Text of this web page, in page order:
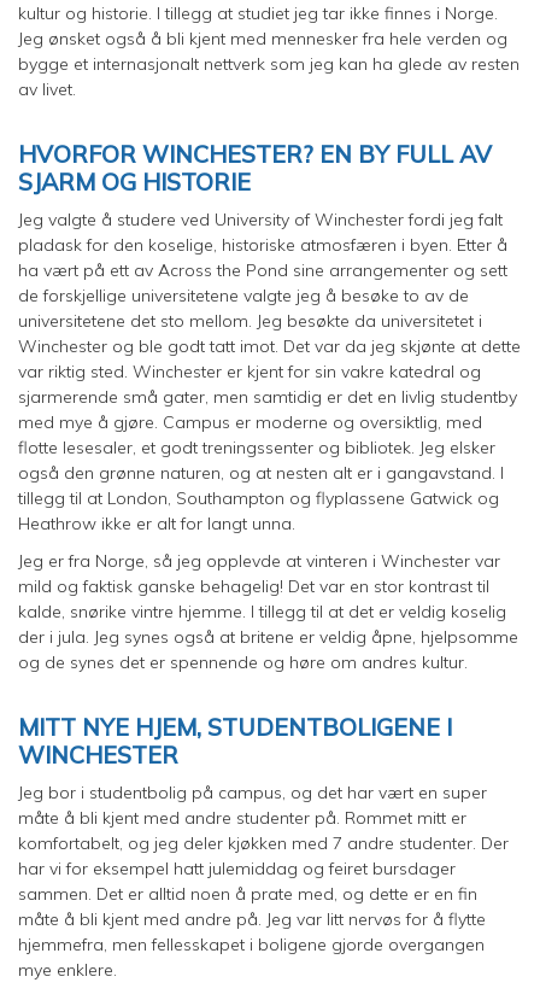
kultur og historie. I tillegg at studiet jeg tar ikke finnes i Norge.
Jeg ønsket også å bli kjent med mennesker fra hele verden og
bygge et internasjonalt nettverk som jeg kan ha glede av resten
av livet.
HVORFOR WINCHESTER? EN BY FULL AV
SJARM OG HISTORIE
Jeg valgte å studere ved University of Winchester fordi jeg falt
pladask for den koselige, historiske atmosfæren i byen. Etter å
ha vært på ett av Across the Pond sine arrangementer og sett
de forskjellige universitetene valgte jeg å besøke to av de
universitetene det sto mellom. Jeg besøkte da universitetet i
Winchester og ble godt tatt imot. Det var da jeg skjønte at dette
var riktig sted. Winchester er kjent for sin vakre katedral og
sjarmerende små gater, men samtidig er det en livlig studentby
med mye å gjøre. Campus er moderne og oversiktlig, med
flotte lesesaler, et godt treningssenter og bibliotek. Jeg elsker
også den grønne naturen, og at nesten alt er i gangavstand. I
tillegg til at London, Southampton og flyplassene Gatwick og
Heathrow ikke er alt for langt unna.
Jeg er fra Norge, så jeg opplevde at vinteren i Winchester var
mild og faktisk ganske behagelig! Det var en stor kontrast til
kalde, snørike vintre hjemme. I tillegg til at det er veldig koselig
der i jula. Jeg synes også at britene er veldig åpne, hjelpsomme
og de synes det er spennende og høre om andres kultur.
MITT NYE HJEM, STUDENTBOLIGENE I
WINCHESTER
Jeg bor i studentbolig på campus, og det har vært en super
måte å bli kjent med andre studenter på. Rommet mitt er
komfortabelt, og jeg deler kjøkken med 7 andre studenter. Der
har vi for eksempel hatt julemiddag og feiret bursdager
sammen. Det er alltid noen å prate med, og dette er en fin
måte å bli kjent med andre på. Jeg var litt nervøs for å flytte
hjemmefra, men fellesskapet i boligene gjorde overgangen
mye enklere.